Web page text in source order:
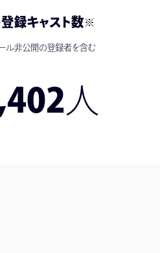
録キャスト数※
ル非公開の登録者を含む
人